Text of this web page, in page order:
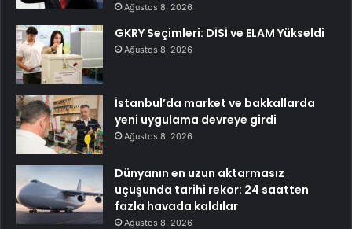
Ağustos 8, 2026
GKRY Seçimleri: DİSİ ve ELAM Yükseldi
Ağustos 8, 2026
İstanbul’da market ve bakkallarda
yeni uygulama devreye girdi
Ağustos 8, 2026
Dünyanın en uzun aktarmasız
uçuşunda tarihi rekor: 24 saatten
fazla havada kaldılar
Ağustos 8, 2026